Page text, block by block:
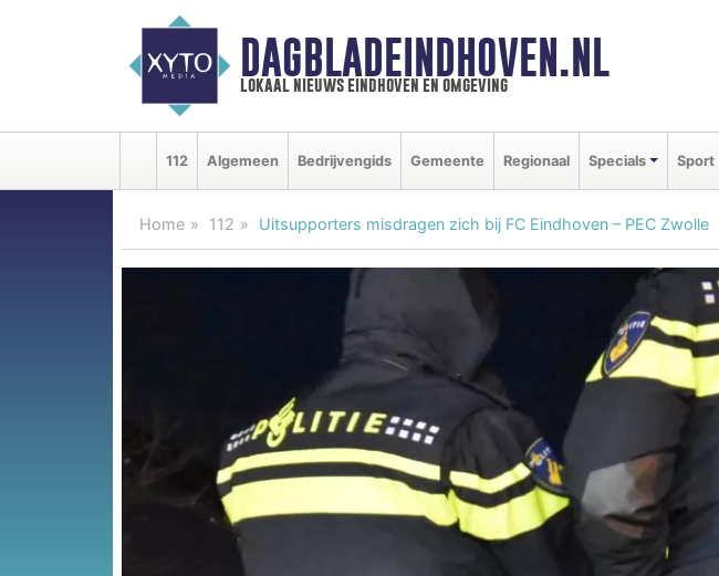
DAGBLADEINDHOVEN.NL
lokaal nieuws eindhoven en omgeving
112 Algemeen Bedrijvengids Gemeente Regionaal Specials Sport
Home 112 Uitsupporters misdragen zich bij FC Eindhoven – PEC Zwolle